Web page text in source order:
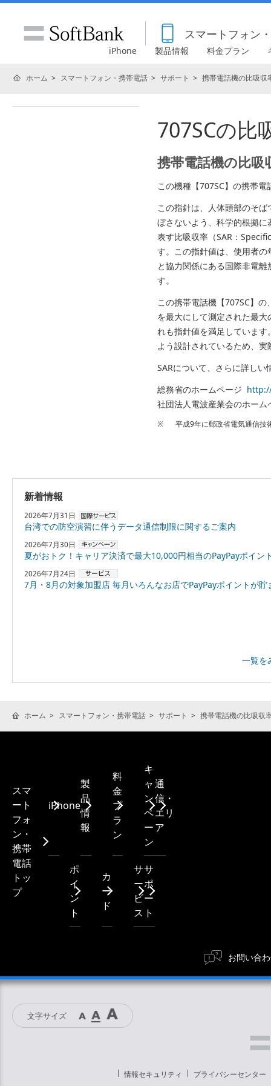
スマートフォン
iPhone 製品情報 料金プラン
ホーム スマートフォン・携帯電話 サポート 携帯電話機の比吸収
707SCの比
携帯電話機の比
この機種【707SC】の携帯
この指針は、人体頭部のそ
ぼさないよう、科学的根拠
表す比吸収率（SAR：
す。この指針値は、使用者
と協力関係にある国際非電
す。
この携帯電話機【707SC】の
を最大にして測定された最
れも指針値を満足していま
よう設計されているため、
SARについて、さらに詳し
総務省のホームページ
社団法人電波産業会のホー
※ 平成9年に郵政省電気通信技
新着情報
2026年7月31日
台湾での防空演習に伴うデータ通信制限に関するご案内
2026年7月30日
夏がおトク！キャリア決済で最大10,000円相当のPayPayポイントプレゼント
2026年7月24日
7月・8月の対象加盟店 毎月いろんなお店でPayPayポイントが貯まる！「スーパーPayPayクーポ
一覧を
ホーム スマートフォン・携帯電話 サポート 携帯電話機の比吸収
スマ
ート
フォ
ン・
携帯
電話
トッ
プ
iPhone
製
品
情
報
料
金
プ
ラ
ン
キ
ャ
ン
ペ
ー
ン
通
信・
エリ
ア
ポ
イ
ン
ト
カ
ー
ド
サ
ー
ビ
ス
サ
ポ
ー
ト
お問い合
文字サイズ
情報セキュリティ プライバシーセンター